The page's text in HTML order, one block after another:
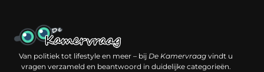
Van politiek tot lifestyle en meer – bijDe Kamervraag vindt u
vragen verzameld en beantwoord in duidelijke categorieën.